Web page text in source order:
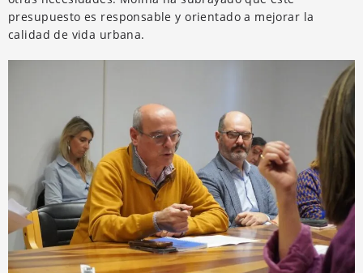
presupuesto es responsable y orientado a mejorar la
calidad de vida urbana.